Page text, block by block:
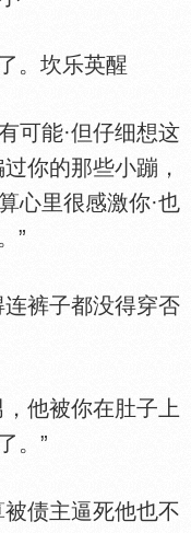
。坎乐英醒
能·但仔细想这
你的那些小蹦，
心里很感激你·也
”
裤子都没得穿否
他被你在肚子上
。”
债主逼死他也不